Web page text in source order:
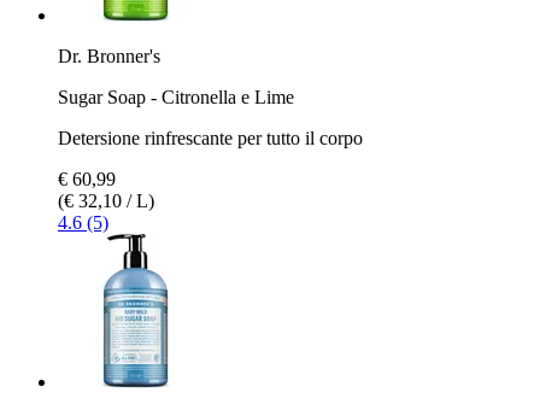
Dr. Bronner's
Sugar Soap - Citronella e Lime
Detersione rinfrescante per tutto il corpo
€ 60,99
(€ 32,10 / L)
4.6 (5)